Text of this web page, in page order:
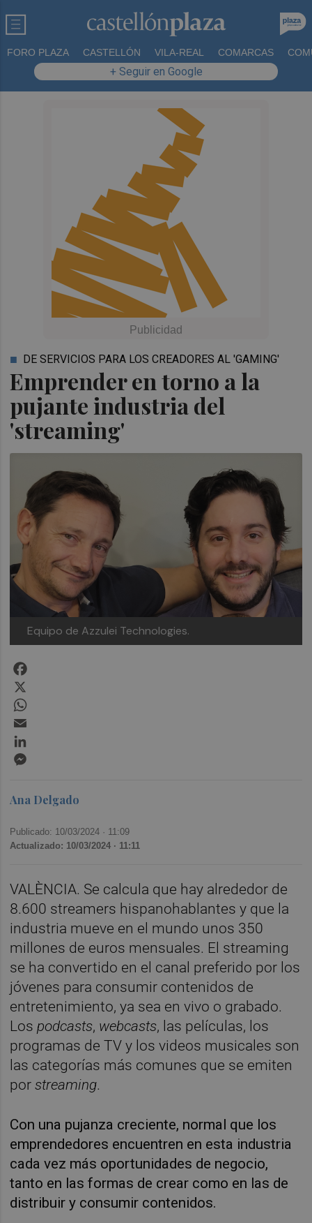
FORO PLAZA CASTELLÓN VILA-REAL COMARCAS
+ Seguir en Google
Emprender en torno a la
pujante industria del
'streaming'
DE SERVICIOS PARA LOS CREADORES AL 'GAMING'
Equipo de Azzulei Technologies.
Ana Delgado
Publicado: 10/03/2024 · 11:09
Actualizado: 10/03/2024 · 11:11
VALÈNCIA. Se calcula que hay alrededor de
8.600 streamers hispanohablantes y que la
industria mueve en el mundo unos 350
millones de euros mensuales. El streaming
se ha convertido en el canal preferido por los
jóvenes para consumir contenidos de
entretenimiento, ya sea en vivo o grabado.
Lospodcasts, webcasts, las películas, los
programas de TV y los videos musicales son
las categorías más comunes que se emiten
porstreaming.
Con una pujanza creciente, normal que los
emprendedores encuentren en esta industria
cada vez más oportunidades de negocio,
tanto en las formas de crear como en las de
distribuir y consumir contenidos.